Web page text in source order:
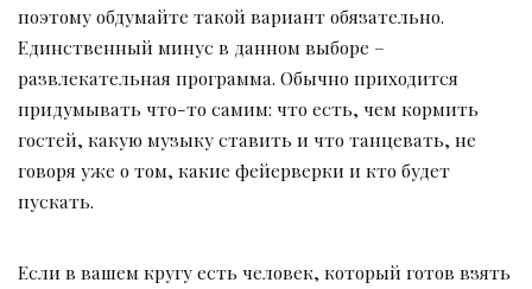
поэтому обдумайте такой вариант обязательно.
Единственный минус в данном выборе –
развлекательная программа. Обычно приходится
придумывать что-то самим: что есть, чем кормить
гостей, какую музыку ставить и что танцевать, не
говоря уже о том, какие фейерверки и кто будет
пускать.
Если в вашем кругу есть человек, который готов взять